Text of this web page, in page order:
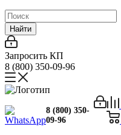
Найти
Запросить КП
8 (800) 350-09-96
8 (800) 350-
09-96